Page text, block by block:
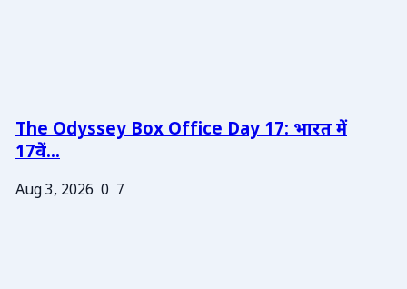
The Odyssey Box Office Day 17: भारत में
17वें...
Aug 3, 2026 0 7